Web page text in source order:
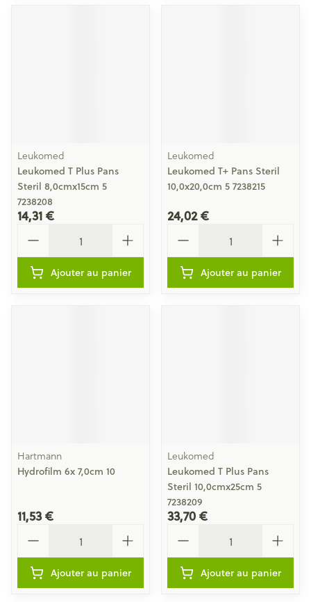
Leukomed
Leukomed T Plus Pans
Steril 8,0cmx15cm 5
7238208
14,31 €
Ajouter au panier
Leukomed
Leukomed T+ Pans Steril
10,0x20,0cm 5 7238215
24,02 €
Ajouter au panier
Hartmann
Hydrofilm 6x 7,0cm 10
11,53 €
Ajouter au panier
Leukomed
Leukomed T Plus Pans
Steril 10,0cmx25cm 5
7238209
33,70 €
Ajouter au panier